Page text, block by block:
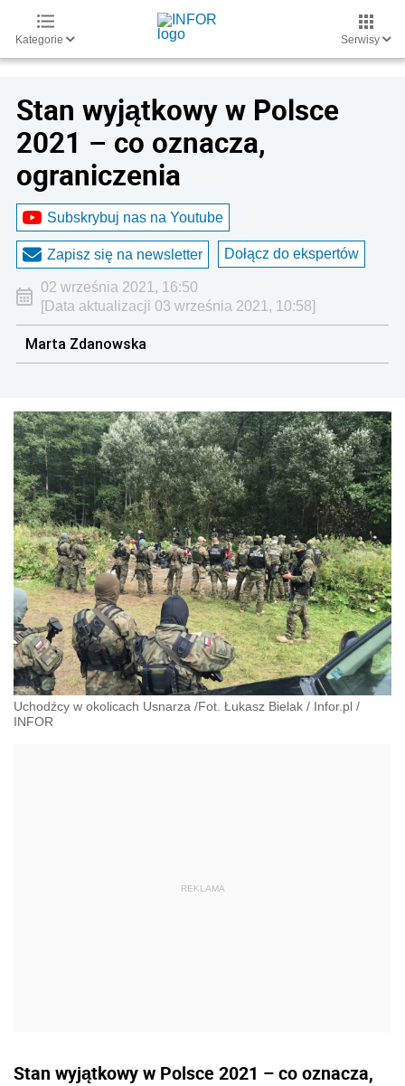
Kategorie Serwisy
Stan wyjątkowy w Polsce
2021 – co oznacza,
ograniczenia
Subskrybuj nas na Youtube
Zapisz się na newsletter Dołącz do ekspertów
02 września 2021, 16:50
[Data aktualizacji 03 września 2021, 10:58]
Marta Zdanowska
Uchodźcy w okolicach Usnarza /Fot. Łukasz Bielak / Infor.pl /
INFOR
Stan wyjątkowy w Polsce 2021 – co oznacza,